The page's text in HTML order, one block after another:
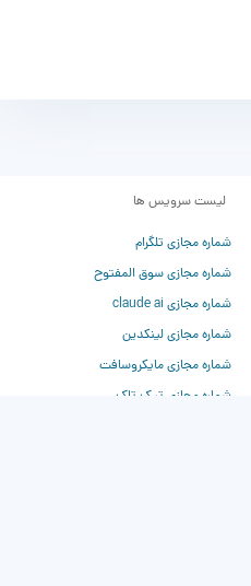
لیست سرویس ها
شماره مجازی تلگرام
شماره مجازی سوق المفتوح
شماره مجازی claude ai
شماره مجازی لینکدین
شماره مجازی مایکروسافت
شماره مجازی تیک تاک